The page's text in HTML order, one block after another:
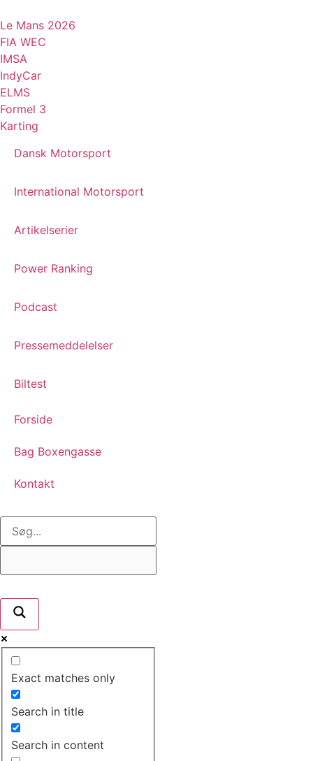
til
indhold
Le Mans 2026
FIA WEC
IMSA
IndyCar
ELMS
Formel 3
Karting
Dansk Motorsport
International Motorsport
Artikelserier
Power Ranking
Podcast
Pressemeddelelser
Biltest
Forside
Bag Boxengasse
Kontakt
Exact matches only
Search in title
Search in content